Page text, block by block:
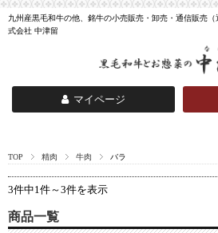
九州産黒毛和牛の他、銘牛の小売販売・卸売・通信販売
式会社 中津留
マイページ
TOP 精肉 牛肉 バラ
3件中1件～3件を表示
商品一覧